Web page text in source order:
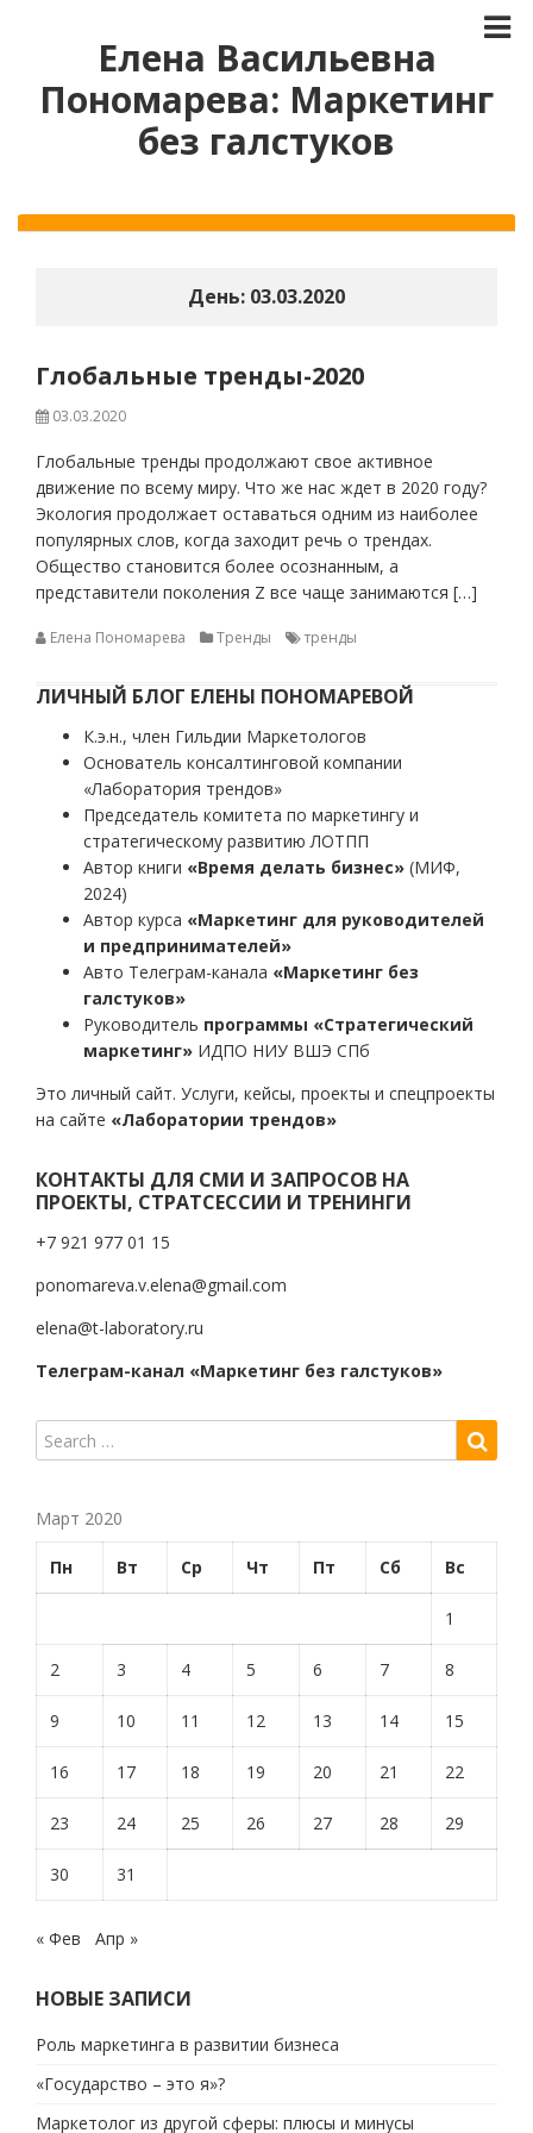
Елена Васильевна
Пономарева: Маркетинг
без галстуков
День: 03.03.2020
Глобальные тренды-2020
03.03.2020
Глобальные тренды продолжают свое активное
движение по всему миру. Что же нас ждет в 2020 году?
Экология продолжает оставаться одним из наиболее
популярных слов, когда заходит речь о трендах.
Общество становится более осознанным, а
представители поколения Z все чаще занимаются […]
Елена Пономарева Тренды тренды
ЛИЧНЫЙ БЛОГ ЕЛЕНЫ ПОНОМАРЕВОЙ
К.э.н., член Гильдии Маркетологов
Основатель консалтинговой компании
«Лаборатория трендов»
Председатель комитета по маркетингу и
стратегическому развитию ЛОТПП
Автор книги «Время делать бизнес» (МИФ,
2024)
Автор курса «Маркетинг для руководителей
и предпринимателей»
Авто Телеграм-канала «Маркетинг без
галстуков»
Руководитель программы «Стратегический
маркетинг» ИДПО НИУ ВШЭ СПб
Это личный сайт. Услуги, кейсы, проекты и спецпроекты
на сайте «Лаборатории трендов»
КОНТАКТЫ ДЛЯ СМИ И ЗАПРОСОВ НА
ПРОЕКТЫ, СТРАТСЕССИИ И ТРЕНИНГИ
+7 921 977 01 15
ponomareva.v.elena@gmail.com
elena@t-laboratory.ru
Телеграм-канал «Маркетинг без галстуков»
Март 2020
Пн Вт Ср Чт Пт Сб Вс
1
2 3 4 5 6 7 8
9 10 11 12 13 14 15
16 17 18 19 20 21 22
23 24 25 26 27 28 29
30 31
« Фев Апр »
НОВЫЕ ЗАПИСИ
Роль маркетинга в развитии бизнеса
«Государство – это я»?
Маркетолог из другой сферы: плюсы и минусы